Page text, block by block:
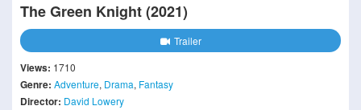
The Green Knight (2021)
Trailer
Views: 1710
Genre: Adventure, Drama, Fantasy
Director: David Lowery